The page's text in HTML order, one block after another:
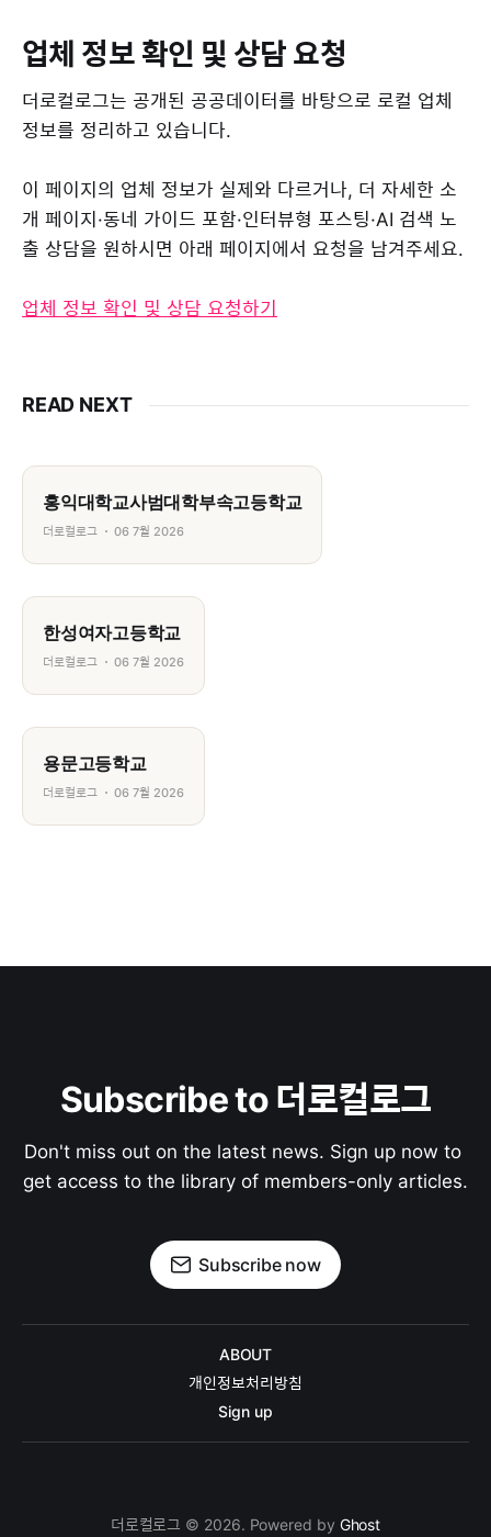
업체 정보 확인 및 상담 요청
더로컬로그는 공개된 공공데이터를 바탕으로 로컬 업체
정보를 정리하고 있습니다.
이 페이지의 업체 정보가 실제와 다르거나, 더 자세한 소
개 페이지·동네 가이드 포함·인터뷰형 포스팅·AI 검색 노
출 상담을 원하시면 아래 페이지에서 요청을 남겨주세요.
업체 정보 확인 및 상담 요청하기
READ NEXT
홍익대학교사범대학부속고등학교
더로컬로그 06 7월 2026
한성여자고등학교
더로컬로그 06 7월 2026
용문고등학교
더로컬로그 06 7월 2026
Subscribe to 더로컬로그
Don't miss out on the latest news. Sign up now to
get access to the library of members-only articles.
Subscribe now
ABOUT
개인정보처리방침
Sign up
더로컬로그 © 2026. Powered by Ghost